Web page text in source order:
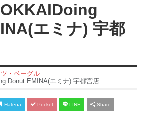
エミナ) 宇都
ツ・ベーグル
Donut EMINA(エミナ) 宇都宮店
Hatena Pocket LINE Share